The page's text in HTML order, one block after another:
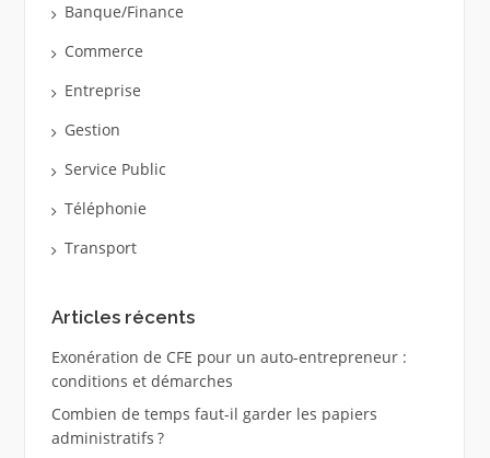
Banque/Finance
Commerce
Entreprise
Gestion
Service Public
Téléphonie
Transport
Articles récents
Exonération de CFE pour un auto-entrepreneur :
conditions et démarches
Combien de temps faut-il garder les papiers
administratifs ?